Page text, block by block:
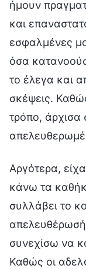
ήμουν
και
εσφαλμένες
όσα
το έλεγα και
σκέψεις.
τρόπο, άρχισα
Αργότερα,
κάνω τα
συλλάβει το
συνεχίσω να
Καθώς οι